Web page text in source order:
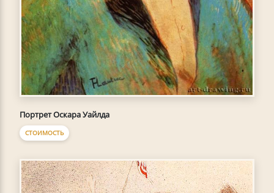
Портрет Оскара Уайлда
СТОИМОСТЬ